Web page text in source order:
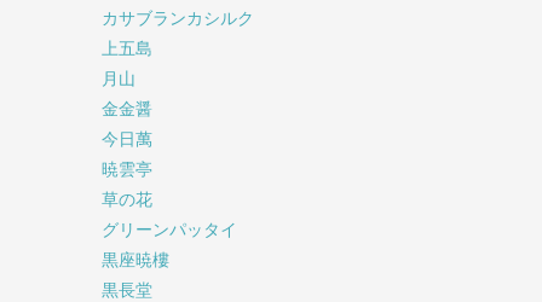
カサブランカシルク
上五島
月山
金金醤
今日萬
暁雲亭
草の花
グリーンパッタイ
黒座暁樓
黒長堂